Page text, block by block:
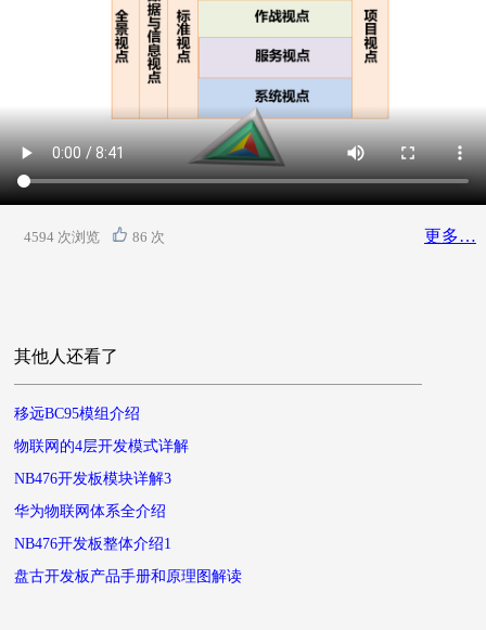
4594 次浏览 86 次 更多…
其他人还看了
移远BC95模组介绍
物联网的4层开发模式详解
NB476开发板模块详解3
华为物联网体系全介绍
NB476开发板整体介绍1
盘古开发板产品手册和原理图解读